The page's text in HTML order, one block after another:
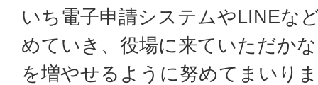
いち電子申請システムやLINEな
めていき、役場に来ていただか
を増やせるように努めてまいり